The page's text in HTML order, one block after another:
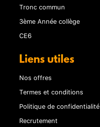
Tronc commun
3ème Année collège
CE6
Liens utiles
Nos offres
Termes et conditions
Politique de confidentialité
Recrutement